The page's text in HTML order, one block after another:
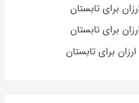
برای تابستان
برای تابستان
برای تابستان